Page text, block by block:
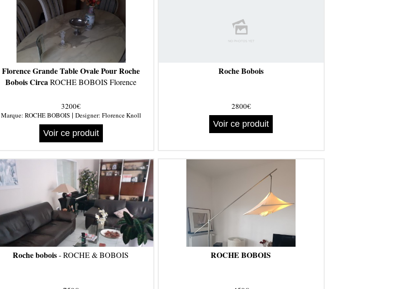
Florence Grande Table Ovale Pour Roche
Bobois CircaROCHE BOBOIS Florence
3200€
Marque: ROCHE BOBOIS| Designer: Florence Knoll
Voir ce produit
Roche Bobois
2800€
Voir ce produit
Roche bobois- ROCHE & BOBOIS ROCHE BOBOIS